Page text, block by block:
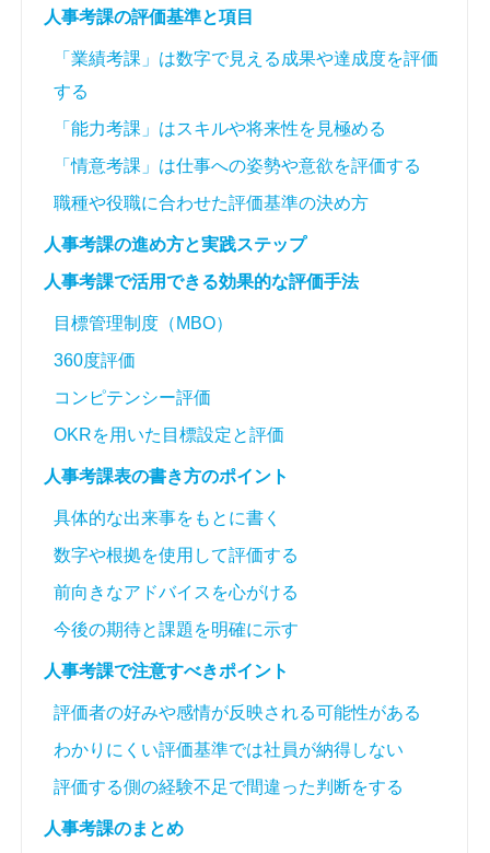
人事考課の評価基準と項目
「業績考課」は数字で見える成果や達成度を評価
する
「能力考課」はスキルや将来性を見極める
「情意考課」は仕事への姿勢や意欲を評価する
職種や役職に合わせた評価基準の決め方
人事考課の進め方と実践ステップ
人事考課で活用できる効果的な評価手法
目標管理制度（MBO）
360度評価
コンピテンシー評価
OKRを用いた目標設定と評価
人事考課表の書き方のポイント
具体的な出来事をもとに書く
数字や根拠を使用して評価する
前向きなアドバイスを心がける
今後の期待と課題を明確に示す
人事考課で注意すべきポイント
評価者の好みや感情が反映される可能性がある
わかりにくい評価基準では社員が納得しない
評価する側の経験不足で間違った判断をする
人事考課のまとめ